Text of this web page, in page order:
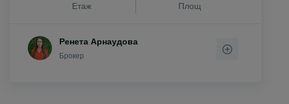
Етаж
Площ
Ренета Арнаудова
Брокер